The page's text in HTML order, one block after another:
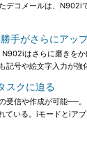
デコメールは、N902i
手がさらにアッ
N902iはさらに磨きを
号や絵文字入力が強
スクに迫る
受信や作成が可能──
ている。iモードとiア